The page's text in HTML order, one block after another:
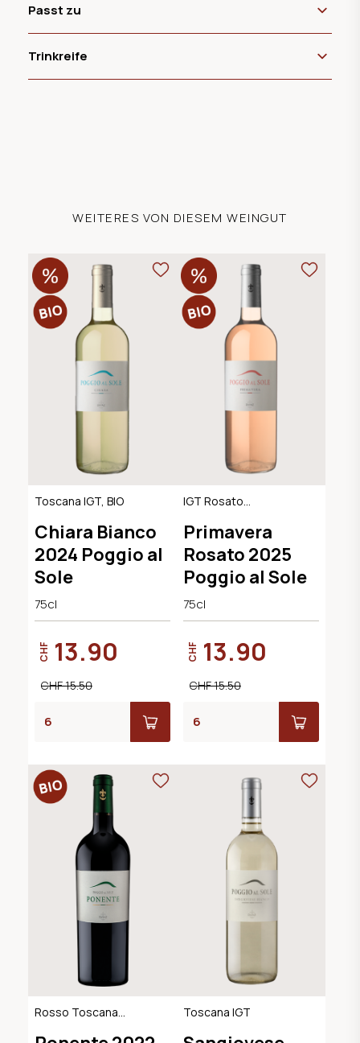
Passt zu
Trinkreife
WEITERES VON DIESEM WEINGUT
Toscana IGT, BIO
Chiara Bianco
2024 Poggio al
Sole
75cl
CHF 13.90
CHF 15.50
IGT Rosato
Primavera
Rosato 2025
Poggio al Sole
75cl
CHF 13.90
CHF 15.50
Rosso Toscana
Toscana IGT